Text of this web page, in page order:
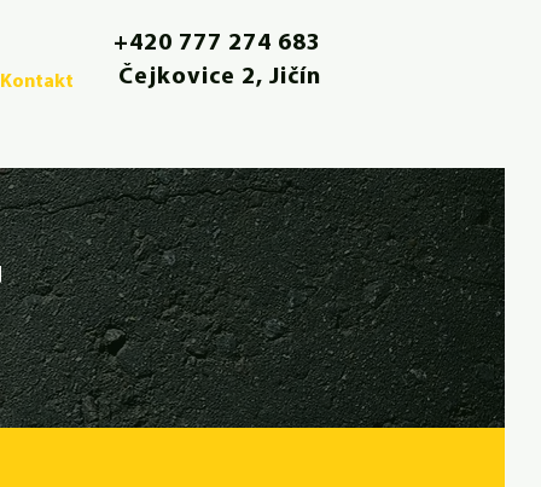
Kontakt
+420 777 274 683
Čejkovice 2, Jičín